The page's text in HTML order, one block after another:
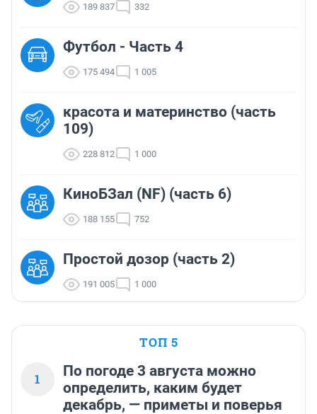
189 837 332
Футбол - Часть 4
175 494 1 005
красота и материнство (часть
109)
228 812 1 000
КиноБЗал (NF) (часть 6)
188 155 752
Простой дозор (часть 2)
191 005 1 000
ТОП 5
1
По погоде 3 августа можно
определить, каким будет
декабрь, — приметы и поверья